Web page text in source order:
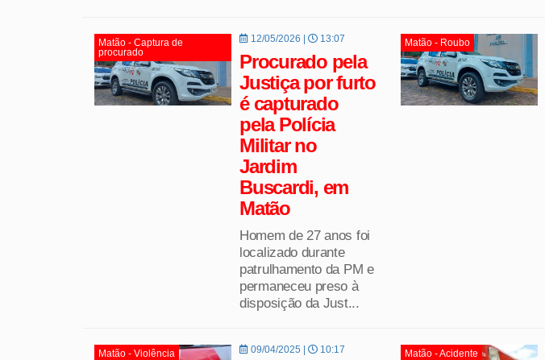
Matão - Captura de
procurado
12/05/2026 | 13:07
Procurado pela
Justiça por furto
é capturado
pela Polícia
Militar no
Jardim
Buscardi, em
Matão
Homem de 27 anos foi
localizado durante
patrulhamento da PM e
permaneceu preso à
disposição da Just...
Matão - Roubo
Matão - Violência 09/04/2025 | 10:17 Matão - Acidente